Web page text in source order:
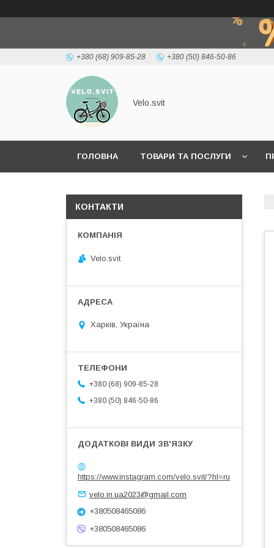
+380 (68) 909-85-28 +380 (50) 846-50-86
Velo.svit
ГОЛОВНА ТОВАРИ ТА ПОСЛУГИ
КОНТАКТИ
Velo.svit
Харків, Україна
+380 (68) 909-85-28
+380 (50) 846-50-86
https://www.instagram.com/velo.svit/?hl=ru
velo.in.ua2023@gmail.com
+380508465086
+380508465086